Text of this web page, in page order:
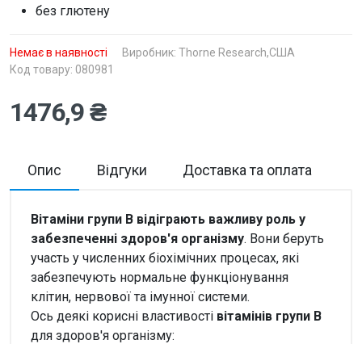
без глютену
Немає в наявності Виробник: Thorne Research,США
Код товару: 080981
1476,9 ₴
Опис Відгуки Доставка та оплата
Вітаміни групи В відіграють важливу роль у
забезпеченні здоров'я організму. Вони беруть
участь у численних біохімічних процесах, які
забезпечують нормальне функціонування
клітин, нервової та імунної системи.
Ось деякі корисні властивості вітамінів групи В
для здоров'я організму: